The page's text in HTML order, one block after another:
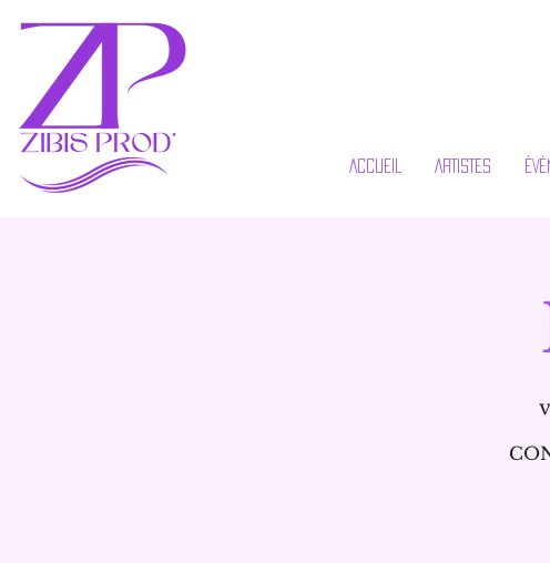
ACCUEIL ARTISTES